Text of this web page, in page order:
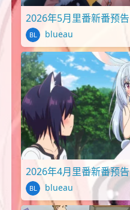
2026年5月里番新番预告
blueau
2026年4月里番新番预告
blueau